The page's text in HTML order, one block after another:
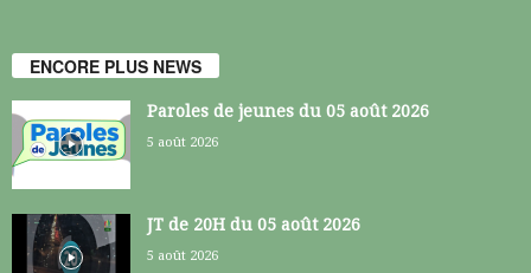
ENCORE PLUS NEWS
Paroles de jeunes du 05 août 2026
5 août 2026
JT de 20H du 05 août 2026
5 août 2026